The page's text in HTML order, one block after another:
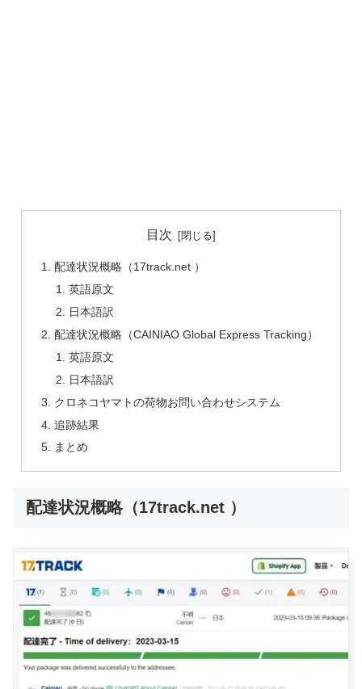
目次
配達状況概略（17track.net ）
英語原文
日本語訳
配達状況概略（CAINIAO Global Express Tracking）
英語原文
日本語訳
クロネコヤマトの荷物お問い合わせシステム
追跡結果
まとめ
配達状況概略（17track.net ）